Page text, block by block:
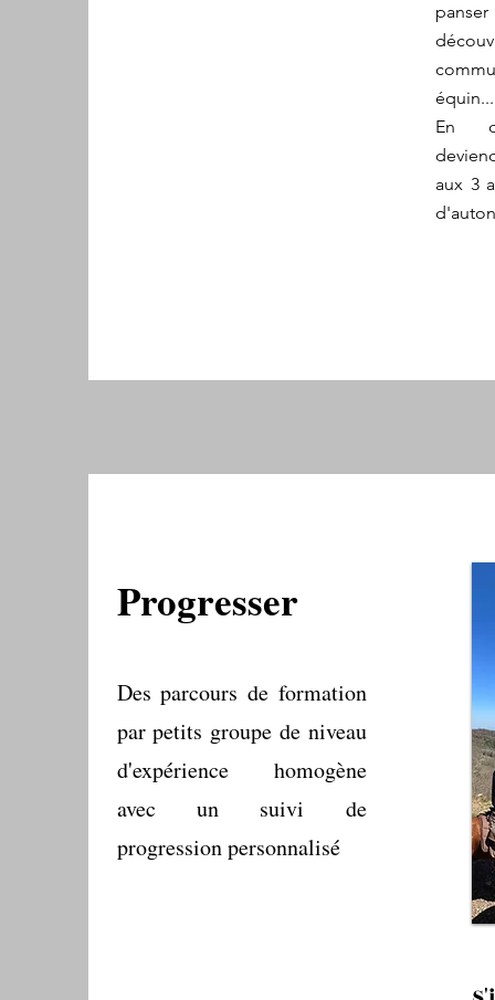
équin...
En
aux 3
Progresser
Des parcours de formation
par petits groupe de niveau
d'expériencehomogène
avec un suivi de
progression personnalisé